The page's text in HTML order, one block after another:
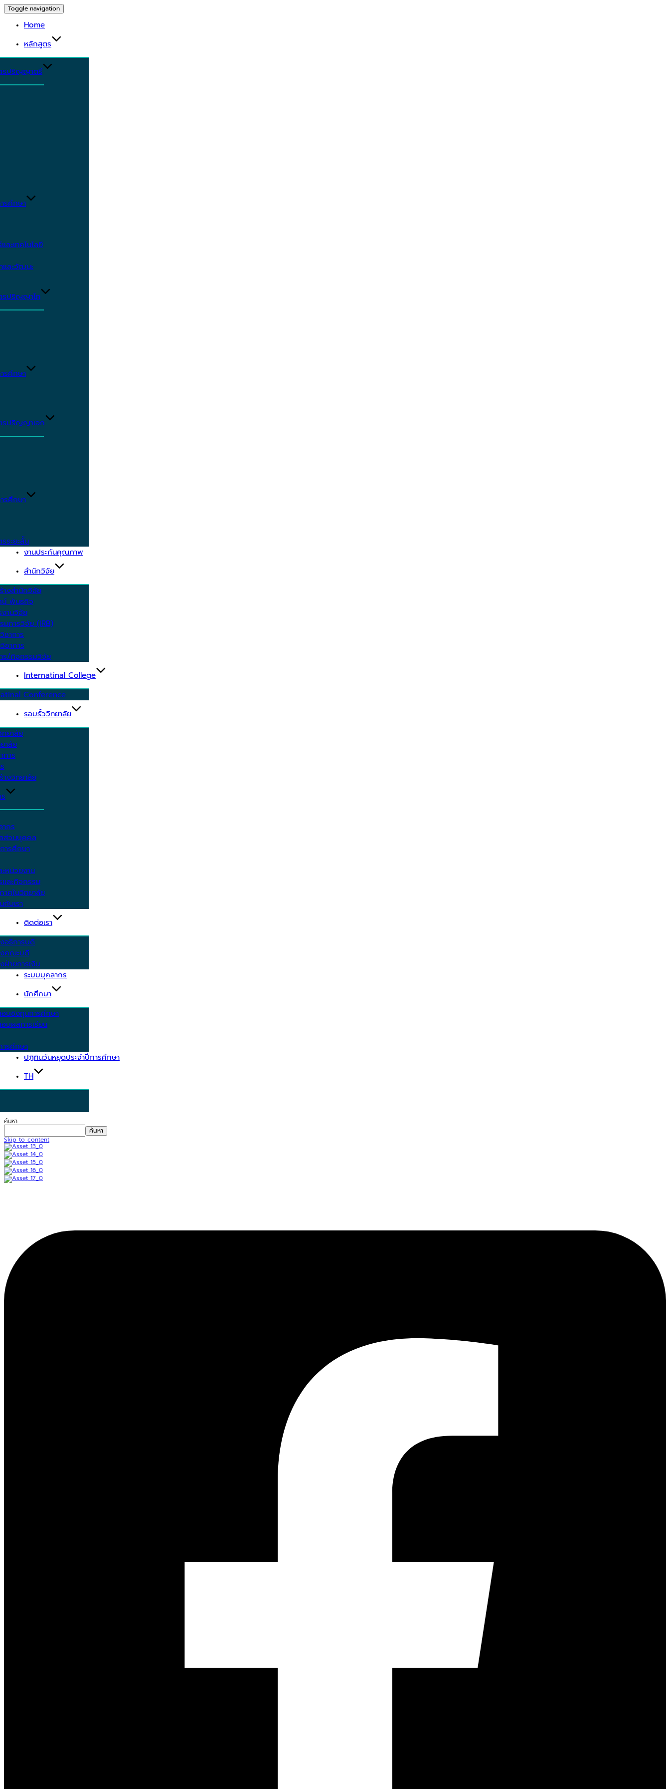
Toggle navigation
Home
หลักสูตร
รปริญญาตรี
รศึกษา
ะเทคโนโลยี
และวัฒนะ
รปริญญาโท
รศึกษา
รปริญญาเอก
รศึกษา
ระยะสั้น
งานประกันคุณภาพ
สำนักวิจัย
างสำนักวิจัย
น์ พันธกิจ
งานวิจัย
มการวิจัย (IRB)
ชาการ
ชาการ
ร/กิจกรรมวิจัย
Internatinal College
Conference
รอบรั้ววิทยาลัย
ทยาลัย
าลัย
การ
างวิทยาลัย
กร
ส่วนบุคคล
ารศึกษา
หน่วยงาน
และกิจกรรม
าศในวิทยาลัย
กับเรา
ติดต่อเรา
อธิการบดี
คณะบดี
ฝ่ายการเงิน
ระบบบุคลากร
นักศึกษา
บชิงทุนการศึกษา
บผลการเรียน
รศึกษา
ปฏิทินวันหยุดประจำปีการศึกษา
TH
ค้นหา
ค้นหา
Skip to content